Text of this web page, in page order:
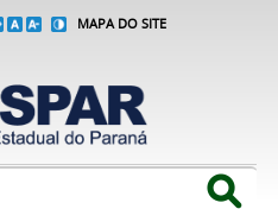
MAPA DO SITE